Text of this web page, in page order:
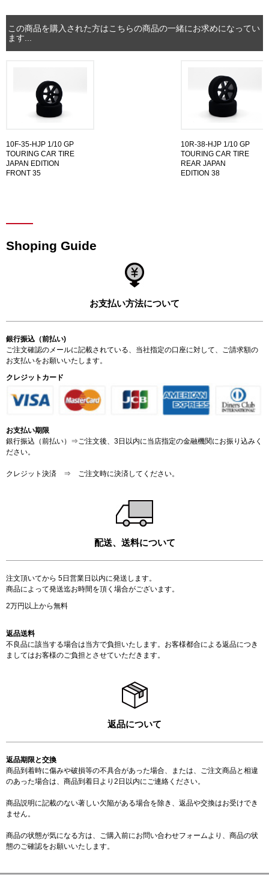
この商品を購入された方はこちらの商品の一緒にお求めになってい
ます...
10F-35-HJP 1/10 GP
TOURING CAR TIRE
JAPAN EDITION
FRONT 35
10R-38-HJP 1/10 GP
TOURING CAR TIRE
REAR JAPAN
EDITION 38
Shoping Guide
お支払い方法について
銀行振込（前払い)
ご注文確認のメールに記載されている、当社指定の口座に対して、ご請求額の
お支払いをお願いいたします。
クレジットカード
お支払い期限
銀行振込（前払い）⇒ご注文後、3日以内に当店指定の金融機関にお振り込みく
ださい。
クレジット決済 ⇒ ご注文時に決済してください。
配送、送料について
注文頂いてから 5日営業日以内に発送します。
商品によって発送迄お時間を頂く場合がございます。
2万円以上から無料
返品送料
不良品に該当する場合は当方で負担いたします。お客様都合による返品につき
ましてはお客様のご負担とさせていただきます。
返品について
返品期限と交換
商品到着時に傷みや破損等の不具合があった場合、または、ご注文商品と相違
のあった場合は、商品到着日より2日以内にご連絡ください。
商品説明に記載のない著しい欠陥がある場合を除き、返品や交換はお受けでき
ません。
商品の状態が気になる方は、ご購入前にお問い合わせフォーム より、商品の状
態のご確認をお願いいたします。